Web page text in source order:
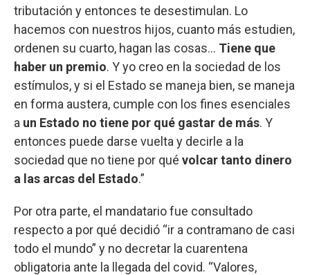
tributación y entonces te desestimulan. Lo
hacemos con nuestros hijos, cuanto más estudien,
ordenen su cuarto, hagan las cosas... Tiene que
haber un premio. Y yo creo en la sociedad de los
estímulos, y si el Estado se maneja bien, se maneja
en forma austera, cumple con los fines esenciales
a un Estado no tiene por qué gastar de más. Y
entonces puede darse vuelta y decirle a la
sociedad que no tiene por qué volcar tanto dinero
a las arcas del Estado.”
Por otra parte, el mandatario fue consultado
respecto a por qué decidió “ir a contramano de casi
todo el mundo” y no decretar la cuarentena
obligatoria ante la llegada del covid. “Valores,